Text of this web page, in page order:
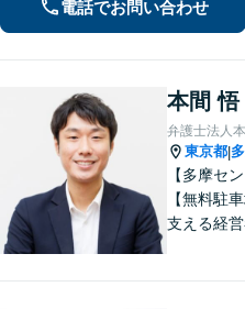
電話でお問い合わせ
本間 悟
弁護士法人
東京都|
【多摩セ
【無料駐
支える経営